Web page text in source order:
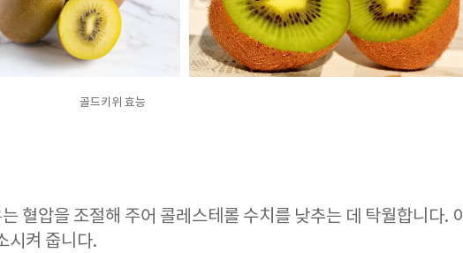
골드키위 효능
혈압을 조절해 주어 콜레스테롤 수치를 낮추는 데 탁월합니다. 이
시켜 줍니다.